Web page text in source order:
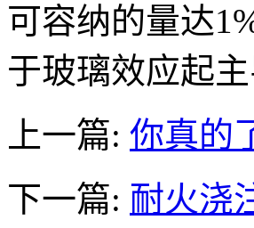
可容纳的量达
于玻璃效应起主
上一篇: 你真的
下一篇: 耐火浇